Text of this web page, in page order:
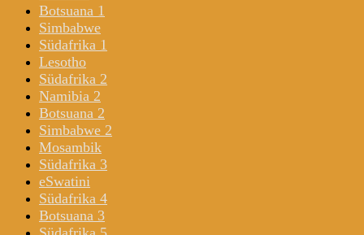
Botsuana 1
Simbabwe
Südafrika 1
Lesotho
Südafrika 2
Namibia 2
Botsuana 2
Simbabwe 2
Mosambik
Südafrika 3
eSwatini
Südafrika 4
Botsuana 3